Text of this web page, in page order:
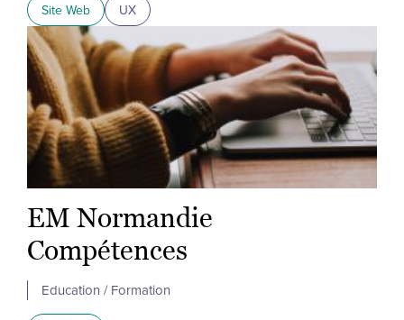
Site Web UX
EM Normandie
Compétences
Education / Formation